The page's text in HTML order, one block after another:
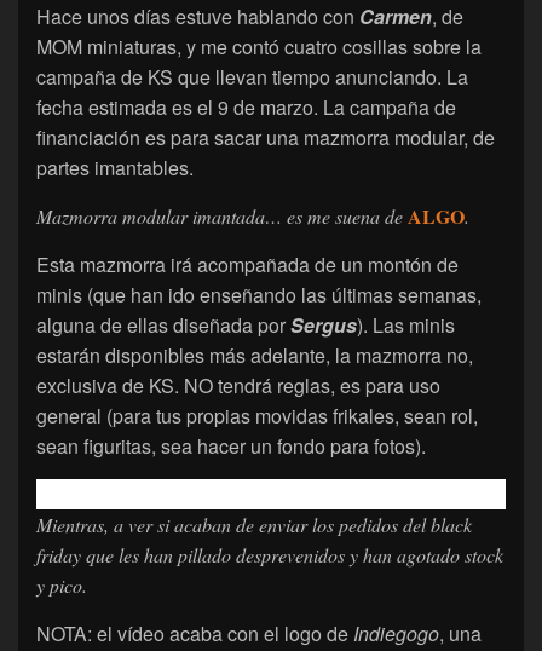
Hace unos días estuve hablando con Carmen, de
MOM miniaturas, y me contó cuatro cosillas sobre la
campaña de KS que llevan tiempo anunciando. La
fecha estimada es el 9 de marzo. La campaña de
financiación es para sacar una mazmorra modular, de
partes imantables.
Mazmorra modular imantada… es me suena de ALGO.
Esta mazmorra irá acompañada de un montón de
minis (que han ido enseñando las últimas semanas,
alguna de ellas diseñada porSergus). Las minis
estarán disponibles más adelante, la mazmorra no,
exclusiva de KS. NO tendrá reglas, es para uso
general (para tus propias movidas frikales, sean rol,
sean figuritas, sea hacer un fondo para fotos).
Mientras, a ver si acaban de enviar los pedidos del black
friday que les han pillado desprevenidos y han agotado stock
y pico.
NOTA: el vídeo acaba con el logo de Indiegogo, una